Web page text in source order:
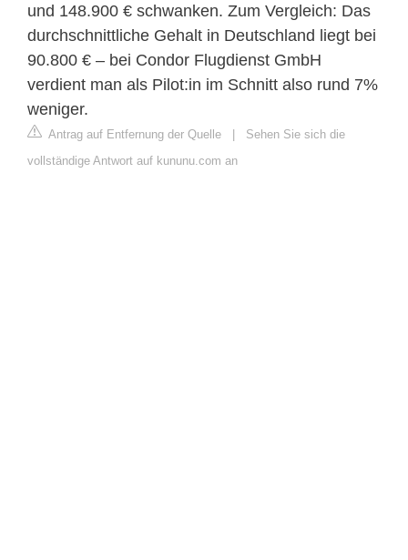
und 148.900 € schwanken. Zum Vergleich: Das
durchschnittliche Gehalt in Deutschland liegt bei
90.800 € – bei Condor Flugdienst GmbH
verdient man als Pilot:in im Schnitt also rund 7%
weniger.
Antrag auf Entfernung der Quelle | Sehen Sie sich die
vollständige Antwort auf kununu.com an